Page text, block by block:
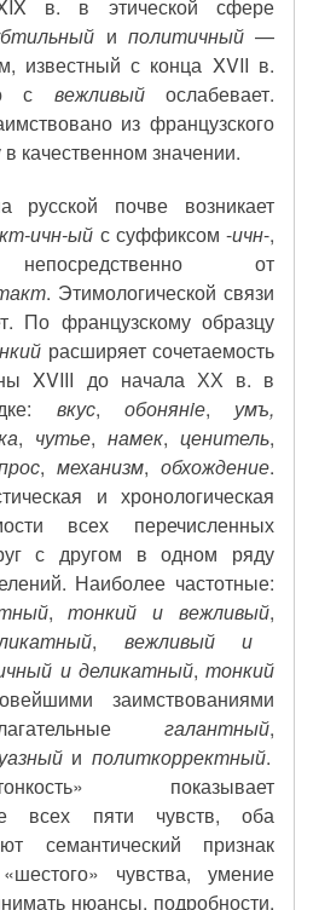
в. в этической сфере
и политичный—
известный с конца XVII в.
с вежливыйослабевает.
из французского
качественном значении.
почве возникает
ичн-ый с суффиксом -ичн-,
непосредственно от
. Этимологической связи
По французскому образцу
расширяет сочетаемость
XVIII до начала ХХ в. в
вкус, обонянiе, умъ,
, чутье, намек, ценитель,
, механизм, обхождение.
и хронологическая
всех перечисленных
с другом в одном ряду
Наиболее частотные:
, тонкий и вежливый,
, вежливый и
и деликатный, тонкий
заимствованиями
галантный,
и политкорректный.
показывает
всех пяти чувств, оба
семантический признак
чувства, умение
нюансы, подробности,